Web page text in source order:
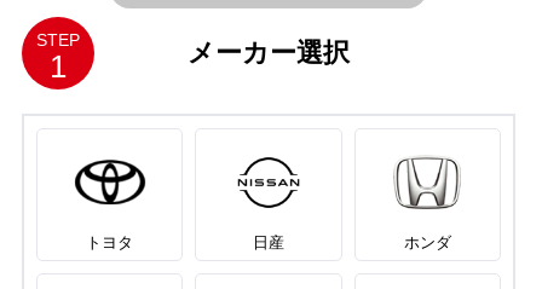
STEP
1 メーカー選択
トヨタ 日産 ホンダ